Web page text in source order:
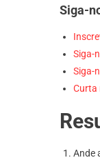
Siga-
Siga-
Siga-
Curta
Ande